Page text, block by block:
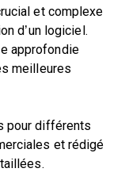
et complexe
d’un logiciel.
approfondie
meilleures
pour différents
et rédigé